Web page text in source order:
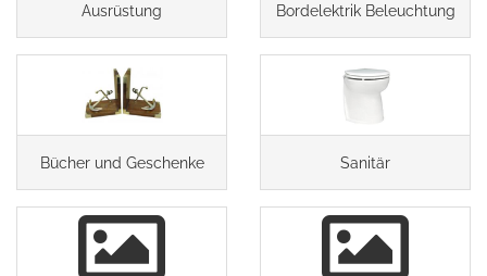
Ausrüstung Bordelektrik Beleuchtung
Bücher und Geschenke Sanitär